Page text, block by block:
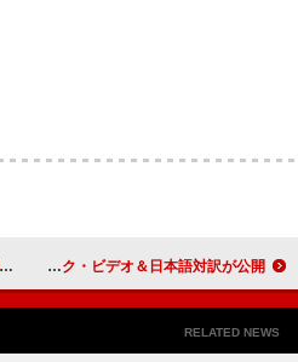
ブルース・スプリングスティーン、完全未発表曲「フェイスレス」リリック・ビデオ＆日本語対訳が公開
RELATED NEWS